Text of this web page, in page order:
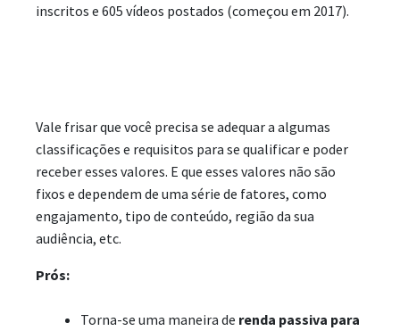
inscritos e 605 vídeos postados (começou em 2017).
Vale frisar que você precisa se adequar a algumas
classificações e requisitos para se qualificar e poder
receber esses valores. E que esses valores não são
fixos e dependem de uma série de fatores, como
engajamento, tipo de conteúdo, região da sua
audiência, etc.
Prós:
Torna-se uma maneira de renda passiva para